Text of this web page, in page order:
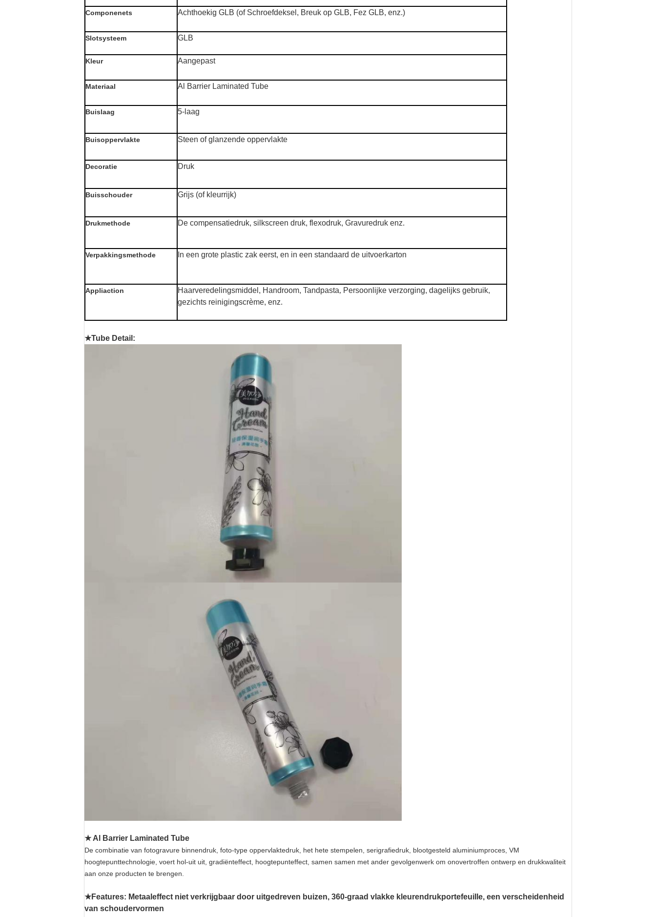
Componenets Achthoekig GLB (of Schroefdeksel, Breuk op GLB, Fez GLB, enz.)
Slotsysteem GLB
Kleur Aangepast
Materiaal Al Barrier Laminated Tube
Buislaag 5-laag
Buisoppervlakte Steen of glanzende oppervlakte
Decoratie Druk
Buisschouder Grijs (of kleurrijk)
Drukmethode De compensatiedruk, silkscreen druk, flexodruk, Gravuredruk enz.
Verpakkingsmethode In een grote plastic zak eerst, en in een standaard de uitvoerkarton
Appliaction Haarveredelingsmiddel, Handroom, Tandpasta, Persoonlijke verzorging, dagelijks gebruik,
gezichts reinigingscrème, enz.
★Tube Detail:
★ Al Barrier Laminated Tube
De combinatie van fotogravure binnendruk, foto-type oppervlaktedruk, het hete stempelen, serigrafiedruk, blootgesteld aluminiumproces, VM
hoogtepunttechnologie, voert hol-uit uit, gradiënteffect, hoogtepunteffect, samen samen met ander gevolgenwerk om onovertroffen ontwerp en drukkwaliteit
aan onze producten te brengen.
★Features: Metaaleffect niet verkrijgbaar door uitgedreven buizen, 360-graad vlakke kleurendrukportefeuille, een verscheidenheid
van schoudervormen